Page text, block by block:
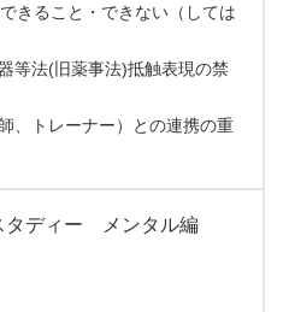
きること・できない（しては
等法(旧薬事法)抵触表現の禁
、トレーナー）との連携の重
タディー メンタル編